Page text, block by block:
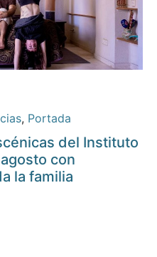
, Portada
del Instituto
con
la familia